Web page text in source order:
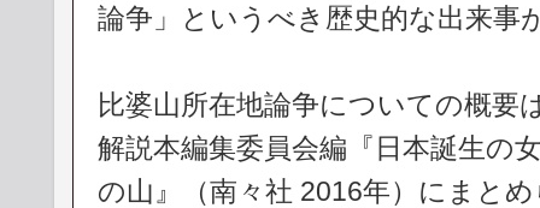
論争」というべき歴史的な出来事
比婆山所在地論争についての概要
解説本編集委員会編『日本誕生の
の山』（南々社 2016年）にまと